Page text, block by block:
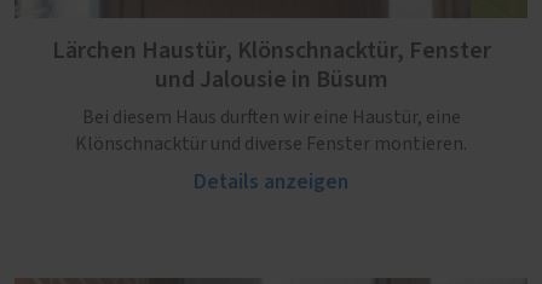
Lärchen Haustür, Klönschnacktür, Fenster
und Jalousie in Büsum
Bei diesem Haus durften wir eine Haustür, eine
Klönschnacktür und diverse Fenster montieren.
Details anzeigen